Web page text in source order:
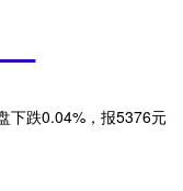
下跌0.04%，报5376元